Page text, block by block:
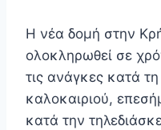
Η νέα δομή στην
ολοκληρωθεί σε
τις ανάγκες κατά τη
καλοκαιριού,
κατά την